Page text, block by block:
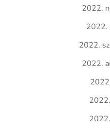
2022.
2022.
2022.
2022.